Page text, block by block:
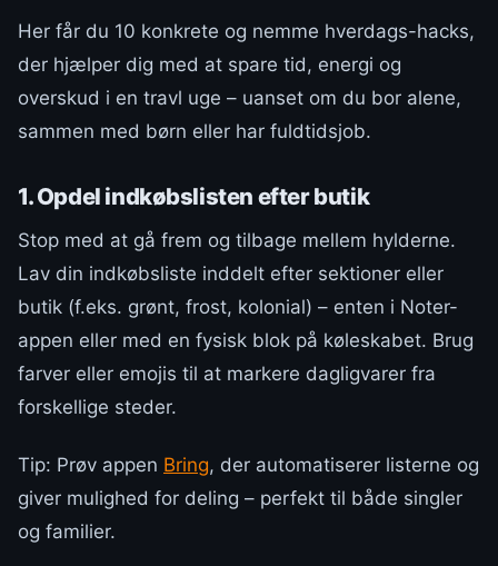
Her får du 10 konkrete og nemme hverdags-hacks,
der hjælper dig med at spare tid, energi og
overskud i en travl uge – uanset om du bor alene,
sammen med børn eller har fuldtidsjob.
1. Opdel indkøbslisten efter butik
Stop med at gå frem og tilbage mellem hylderne.
Lav din indkøbsliste inddelt efter sektioner eller
butik (f.eks. grønt, frost, kolonial) – enten i Noter-
appen eller med en fysisk blok på køleskabet. Brug
farver eller emojis til at markere dagligvarer fra
forskellige steder.
Tip: Prøv appen Bring, der automatiserer listerne og
giver mulighed for deling – perfekt til både singler
og familier.